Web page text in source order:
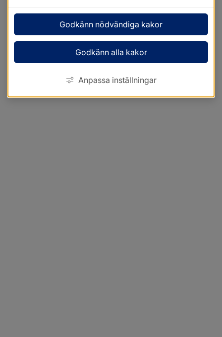
Godkänn nödvändiga kakor
Godkänn alla kakor
Anpassa inställningar